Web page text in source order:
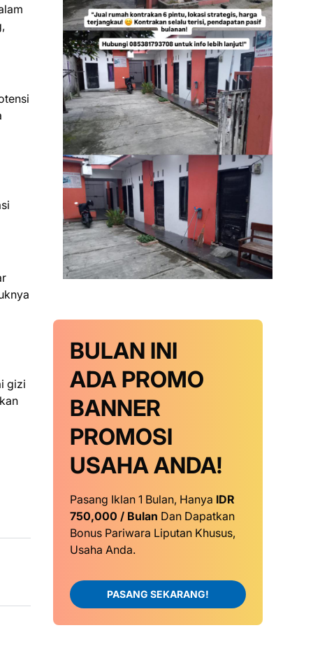
gizi
BULAN INI
ADA PROMO
BANNER
PROMOSI
USAHA ANDA!
Pasang Iklan 1 Bulan, Hanya IDR
750,000 / Bulan Dan Dapatkan
Bonus Pariwara Liputan Khusus,
Usaha Anda.
PASANG SEKARANG!